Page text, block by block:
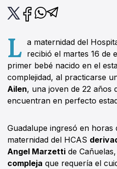
L a maternidad del
recibió el martes 16 de
primer bebé nacido en el
complejidad, al practicarse
Ailen, una joven de 22 años
encuentran en perfecto
Guadalupe ingresó en horas
maternidad del HCAS
Angel Marzetti de
compleja que requería el